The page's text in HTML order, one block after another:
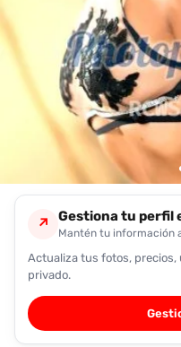
encontrarlas
fácilmente.
Entendido
↗ Gestiona tu perfil
Mantén tu información
Actualiza tus fotos, precios,
privado.